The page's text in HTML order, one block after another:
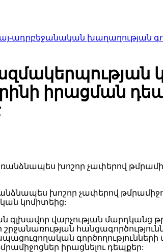
խաղաղության
իրացման
խոշոր չափերով
կոմիտեից:
գլխավոր վարչության
գործողությունների
իրացնելու դեպքեր: